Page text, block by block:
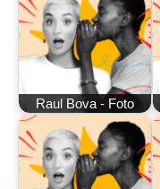
Raul Bova - Foto